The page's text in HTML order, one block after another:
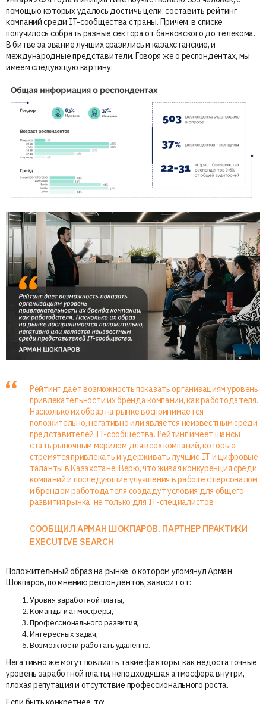
помощью которых удалось достичь цели: составить рейтинг
компаний среди IT-сообщества страны. Причем, в списке
получилось собрать разные сектора от банковского до телекома.
В битве за звание лучших сразились и казахстанские, и
международные представители. Говоря же о респондентах, мы
имеем следующую картину:
Рейтинг дает возможность показать организациям уровень
привлекательности их бренда компании, как работодателя.
Насколько их образ на рынке воспринимается
положительно, негативно или является неизвестным среди
представителей IT-сообщества. Рейтинг имеет шансы
стать рыночным мерилом для всех компаний, которые
стремятся привлекать и удерживать лучшие IT и цифровые
таланты в Казахстане. Верю, что живая конкуренция среди
компаний и последующие улучшения в работе с персоналом
и брендом работодателя создадут условия для общего
развития рынка, не только для IT-специалистов
СООБЩИЛ АРМАН ШОКПАРОВ, ПАРТНЕР ПРАКТИКИ
EXECUTIVE SEARCH
Положительный образ на рынке, о котором упомянул Арман
Шокпаров, по мнению респондентов, зависит от:
Уровня заработной платы,
Команды и атмосферы,
Профессионального развития,
Интересных задач,
Возможности работать удаленно.
Негативно же могут повлиять такие факторы, как недостаточные
уровень заработной платы, неподходящая атмосфера внутри,
плохая репутация и отсутствие профессионального роста.